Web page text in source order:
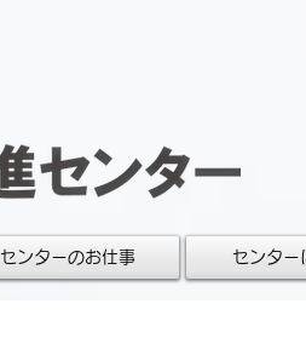
センターのお仕事 センター